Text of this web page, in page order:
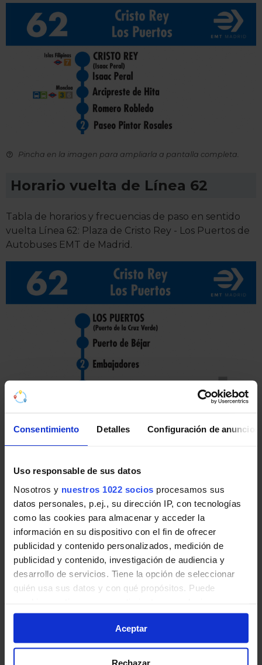
Consentimiento Detalles Configuración de anuncios
Uso responsable de sus datos
Nosotros y nuestros 1022 socios procesamos sus
datos personales, p.ej., su dirección IP, con tecnologías
como las cookies para almacenar y acceder la
información en su dispositivo con el fin de ofrecer
publicidad y contenido personalizados, medición de
publicidad y contenido, investigación de audiencia y
desarrollo de servicios. Tiene la opción de seleccionar
quién usa sus datos y con qué propósitos. Puede
momento desde la Declaración de cookies o clicando en
el Menú de consentimiento.
Si lo permite, también quisiéramos:
Aceptar
Rechazar
Pincha en la imagen para ampliarla a pantalla completa.
Horario vuelta de Línea 62
Tabla de horarios y frecuencias de paso en sentido
vuelta Línea 62: Plaza de Cristo Rey - Los Puertos de
Autobuses EMT de Madrid.
Últimos avisos de EMT Madrid
Noticias, novedades e incidencias en las líneas de EMT
Madrid en Madrid:
Recuperación de Parada: Paseo de la
Castellana. Afectadas 5 líneas de EMT.
El 5 de agosto, desde las 13:00 horas
aproximadamente, las líneas 42, 124, 147, 179 y
N24 recuperan la parada 3568 ubicada en paseo
finalización de obras.